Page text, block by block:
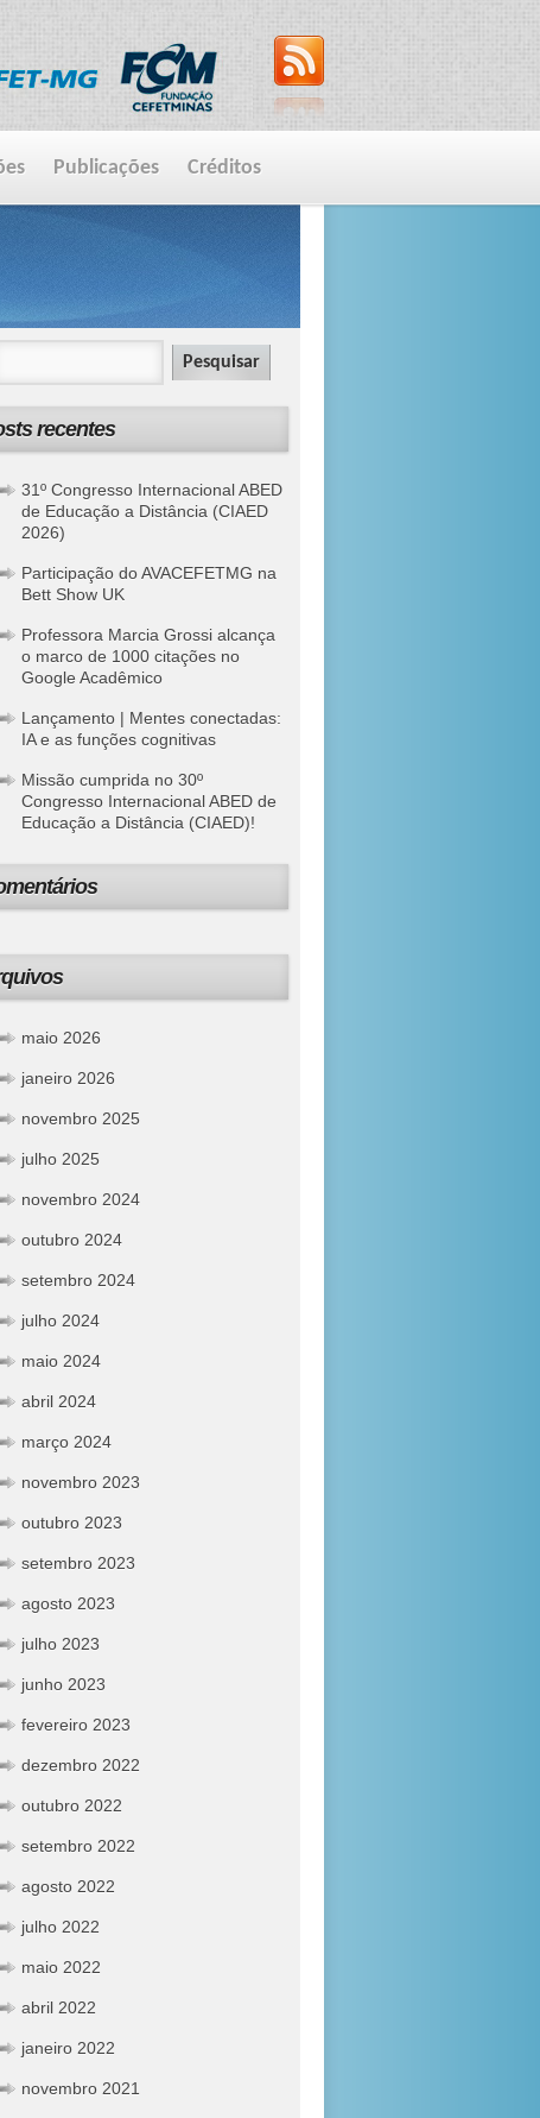
Publicações Créditos
recentes
31º Congresso Internacional ABED
de Educação a Distância (CIAED
2026)
Participação do AVACEFETMG na
Bett Show UK
Professora Marcia Grossi alcança
o marco de 1000 citações no
Google Acadêmico
Lançamento | Mentes conectadas:
IA e as funções cognitivas
Missão cumprida no 30º
Congresso Internacional ABED de
Educação a Distância (CIAED)!
maio 2026
janeiro 2026
novembro 2025
julho 2025
novembro 2024
outubro 2024
setembro 2024
julho 2024
maio 2024
abril 2024
março 2024
novembro 2023
outubro 2023
setembro 2023
agosto 2023
julho 2023
junho 2023
fevereiro 2023
dezembro 2022
outubro 2022
setembro 2022
agosto 2022
julho 2022
maio 2022
abril 2022
janeiro 2022
novembro 2021